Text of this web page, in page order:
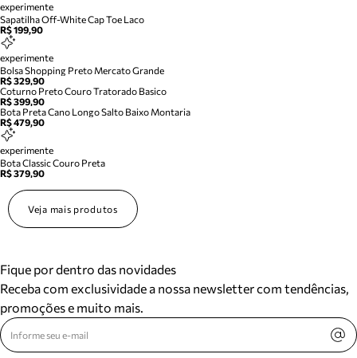
experimente
Sapatilha Off-White Cap Toe Laco
R$ 199,90
experimente
Bolsa Shopping Preto Mercato Grande
R$ 329,90
Coturno Preto Couro Tratorado Basico
R$ 399,90
Bota Preta Cano Longo Salto Baixo Montaria
R$ 479,90
experimente
Bota Classic Couro Preta
R$ 379,90
Veja mais produtos
Fique por dentro das novidades
Receba com exclusividade a nossa newsletter com tendências,
promoções e muito mais.